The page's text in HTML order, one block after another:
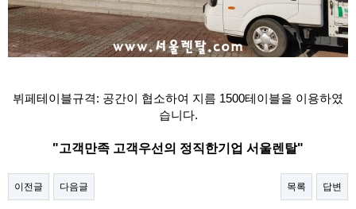
뷔페테이블규격: 공간이 협소하여 지름 1500테이블을 이용하였
습니다.
"고객만족 고객우선의 정직한기업 서울렌탈"​
이전글 다음글 목록 답변